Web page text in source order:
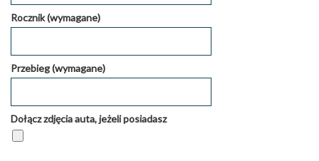
Rocznik (wymagane)
Przebieg (wymagane)
Dołącz zdjęcia auta, jeżeli posiadasz